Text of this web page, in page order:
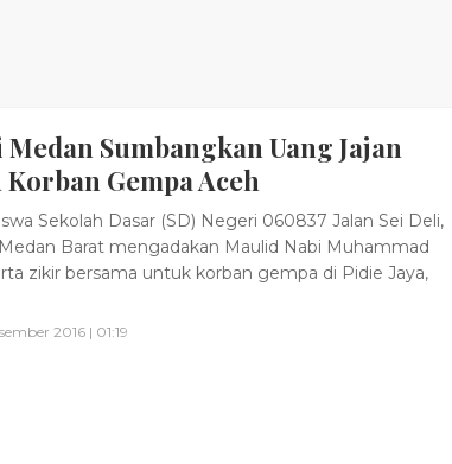
Green Recovery" bagi Eks-
Medan Sumbangkan Uang Jajan
Gempa Aceh
Sekolah Dasar (SD) Negeri 060837 Jalan Sei Deli,
Medan Barat mengadakan Maulid Nabi Muhammad
zikir bersama untuk korban gempa di Pidie Jaya,
2016 | 01:19